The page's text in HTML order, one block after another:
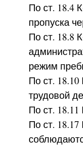
По ст. 18.4
пропуска
По ст. 18.8
режим
По ст.
трудовой
По ст.
По ст.